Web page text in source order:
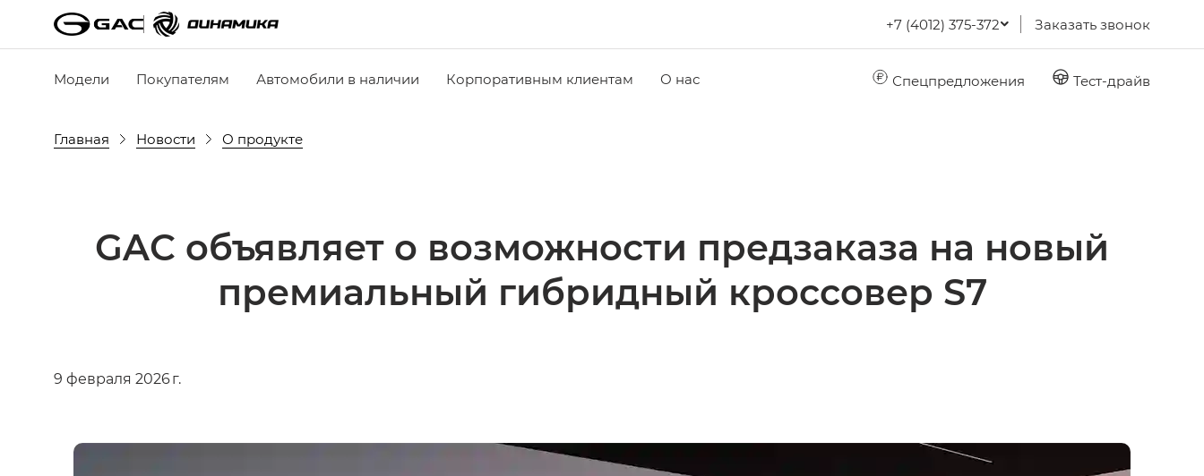
+7 (4012) 375-372 Заказать звонок
Модели Покупателям Автомобили в наличии Корпоративным клиентам О нас Спецпредложения Тест-драйв
Главная Новости О продукте
GAC объявляет о возможности предзаказа на новый
премиальный гибридный кроссовер S7
9 февраля 2026 г.